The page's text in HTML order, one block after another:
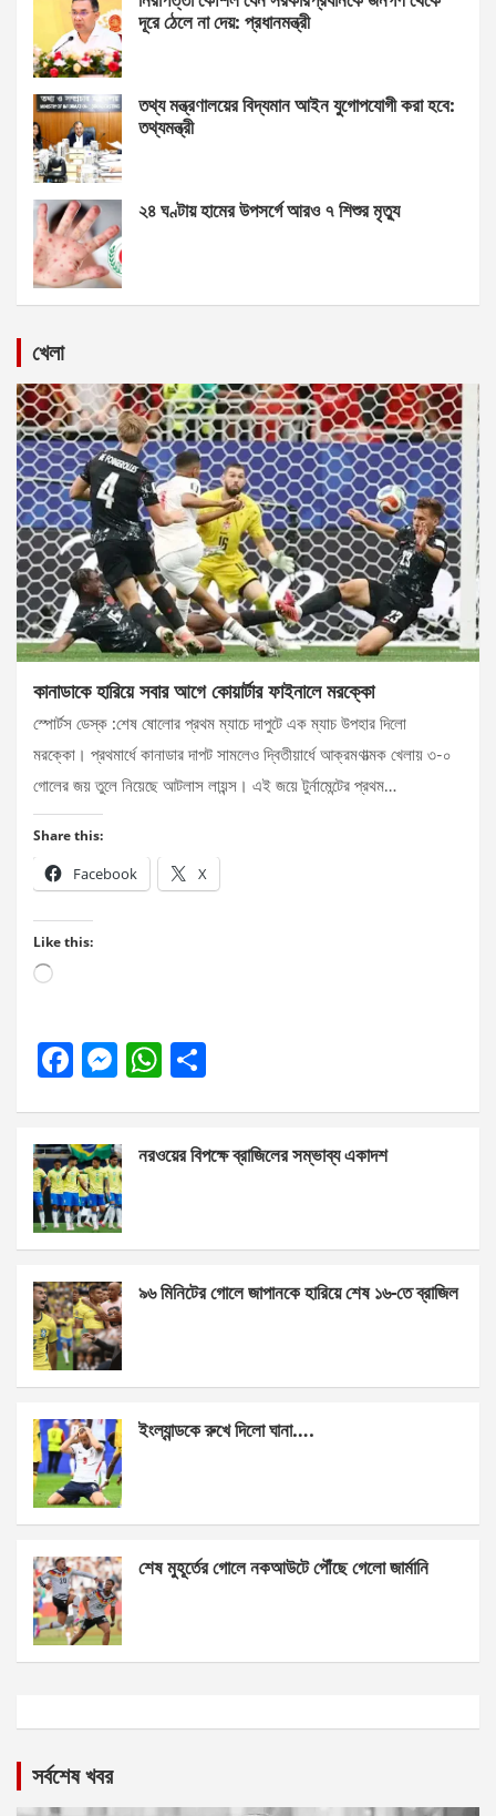
দূরে ঠেলে না দেয়: প্রধানমন্ত্রী
তথ্য মন্ত্রণালয়ের বিদ্যমান আইন যুগোপযোগী করা হবে:
তথ্যমন্ত্রী
২৪ ঘণ্টায় হামের উপসর্গে আরও ৭ শিশুর মৃত্যু
খেলা
কানাডাকে হারিয়ে সবার আগে কোয়ার্টার ফাইনালে মরক্কো
স্পোর্টস ডেস্ক :শেষ ষোলোর প্রথম ম্যাচে দাপুটে এক ম্যাচ উপহার দিলো
মরক্কো। প্রথমার্ধে কানাডার দাপট সামলেও দ্বিতীয়ার্ধে আক্রমণাত্মক খেলায় ৩-০
গোলের জয় তুলে নিয়েছে আটলাস লায়ন্স। এই জয়ে টুর্নামেন্টের প্রথম…
Share this:
Facebook X
Like this:
Loading…
F
b
o
o
k
M
n
g
er
W
s
p
e
নরওয়ের বিপক্ষে ব্রাজিলের সম্ভাব্য একাদশ
৯৬ মিনিটের গোলে জাপানকে হারিয়ে শেষ ১৬-তে ব্রাজিল
ইংল্যান্ডকে রুখে দিলো ঘানা….
শেষ মুহূর্তের গোলে নকআউটে পৌঁছে গেলো জার্মানি
সর্বশেষ খবর